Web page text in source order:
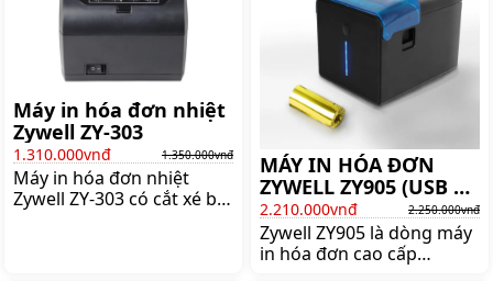
Máy in hóa đơn nhiệt
Zywell ZY-303
1.310.000vnđ 1.350.000vnđ
Máy in hóa đơn nhiệt
Zywell ZY-303 có cắt xé bill
MÁY IN HÓA ĐƠN
ZYWELL ZY905 (USB +
LAN)
2.210.000vnđ 2.250.000vnđ
Zywell ZY905 là dòng máy
in hóa đơn cao cấp